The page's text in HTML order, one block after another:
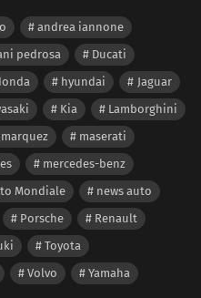
andrea iannone
pedrosa
Ducati
hyundai
Jaguar
Kia
Lamborghini
marquez
maserati
mercedes-benz
Mondiale
news auto
Porsche
Renault
Toyota
Volvo Yamaha